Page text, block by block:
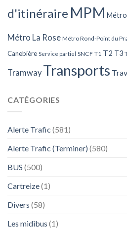
d'itinéraire MPM Métro
Métro La Rose Métro Rond-Point du
Canebière Service partiel SNCF T1 T2 T3
Tramway Transports
CATÉGORIES
Alerte Trafic (581)
Alerte Trafic (Terminer) (580)
BUS (500)
Cartreize(1)
Divers (58)
Les midibus (1)